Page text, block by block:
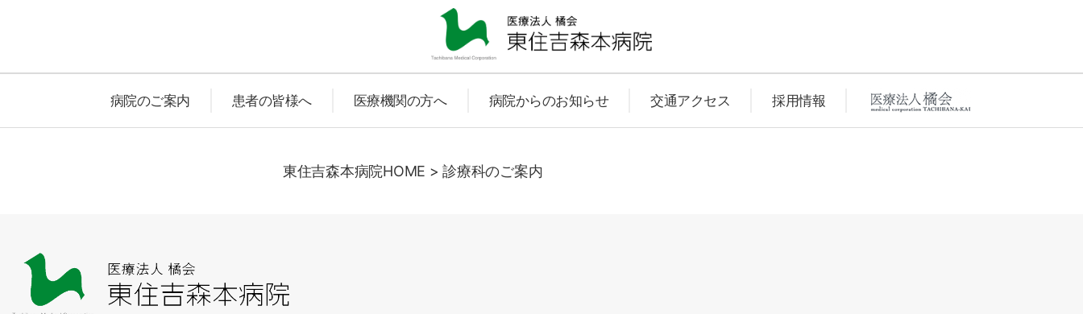
東
住
病院のご案内 患者の皆様へ 医療機関の方へ 病院からのお知らせ 交通アクセス 採用情報
東住吉森本病院HOME > 診療科のご案内